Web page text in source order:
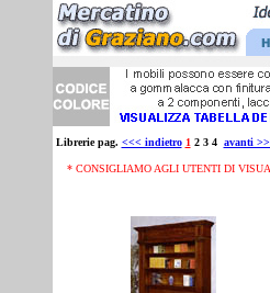
Librerie pag. <<< indietro 1 2 3 4 avanti
* CONSIGLIAMO AGLI UTENTI DI